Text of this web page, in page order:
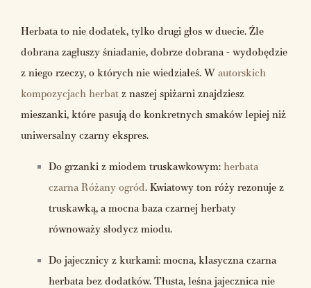
Herbata to nie dodatek, tylko drugi głos w duecie. Źle
dobrana zagłuszy śniadanie, dobrze dobrana - wydobędzie
z niego rzeczy, o których nie wiedziałeś. W autorskich
kompozycjach herbat z naszej spiżarni znajdziesz
mieszanki, które pasują do konkretnych smaków lepiej niż
uniwersalny czarny ekspres.
Do grzanki z miodem truskawkowym: herbata
czarna Różany ogród. Kwiatowy ton róży rezonuje z
truskawką, a mocna baza czarnej herbaty
równoważy słodycz miodu.
Do jajecznicy z kurkami: mocna, klasyczna czarna
herbata bez dodatków. Tłusta, leśna jajecznica nie